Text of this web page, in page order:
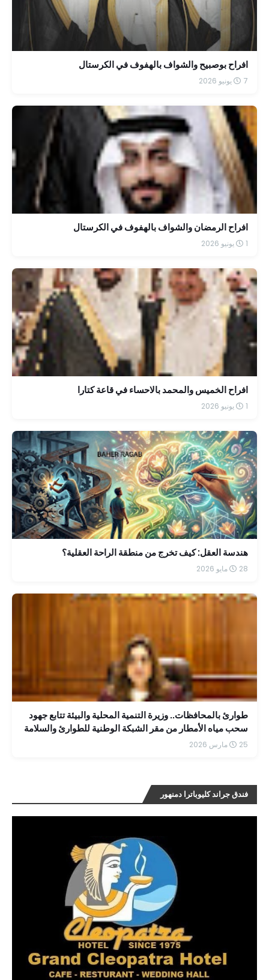
افراح بوصبيح والشواف بالهفوف في الكرستال
7 يونيو 2026
افراح الرمضان والشواف بالهفوف في الكرستال
1 يونيو 2026
افراح الخميس والمحمد بالاحساء في قاعة كتارا
1 يونيو 2026
هندسة العقل: كيف تخرج من منطقة الراحة العقلية؟
28 مايو 2026
طوارئ بالمحافظات.. وزيرة التنمية المحلية والبيئة تتابع جهود
سحب مياه الأمطار من مقر الشبكة الوطنية للطوارئ والسلامة
25 مارس 2026
فندق جراند كليوباترا دمنهور